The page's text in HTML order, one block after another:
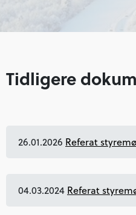
Tidligere
26.01.2026 Referat
04.03.2024 Referat